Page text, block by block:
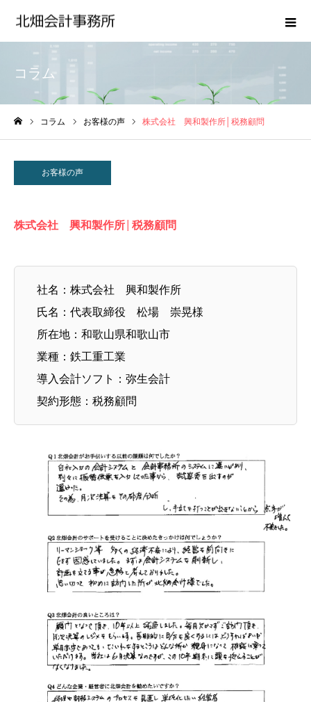
コラム
コラム お客様の声 株式会社 興和製作所│税務顧問
お客様の声
株式会社 興和製作所│税務顧問
社名：株式会社 興和製作所
氏名：代表取締役 松場 崇晃様
所在地：和歌山県和歌山市
業種：鉄工重工業
導入会計ソフト：弥生会計
契約形態：税務顧問